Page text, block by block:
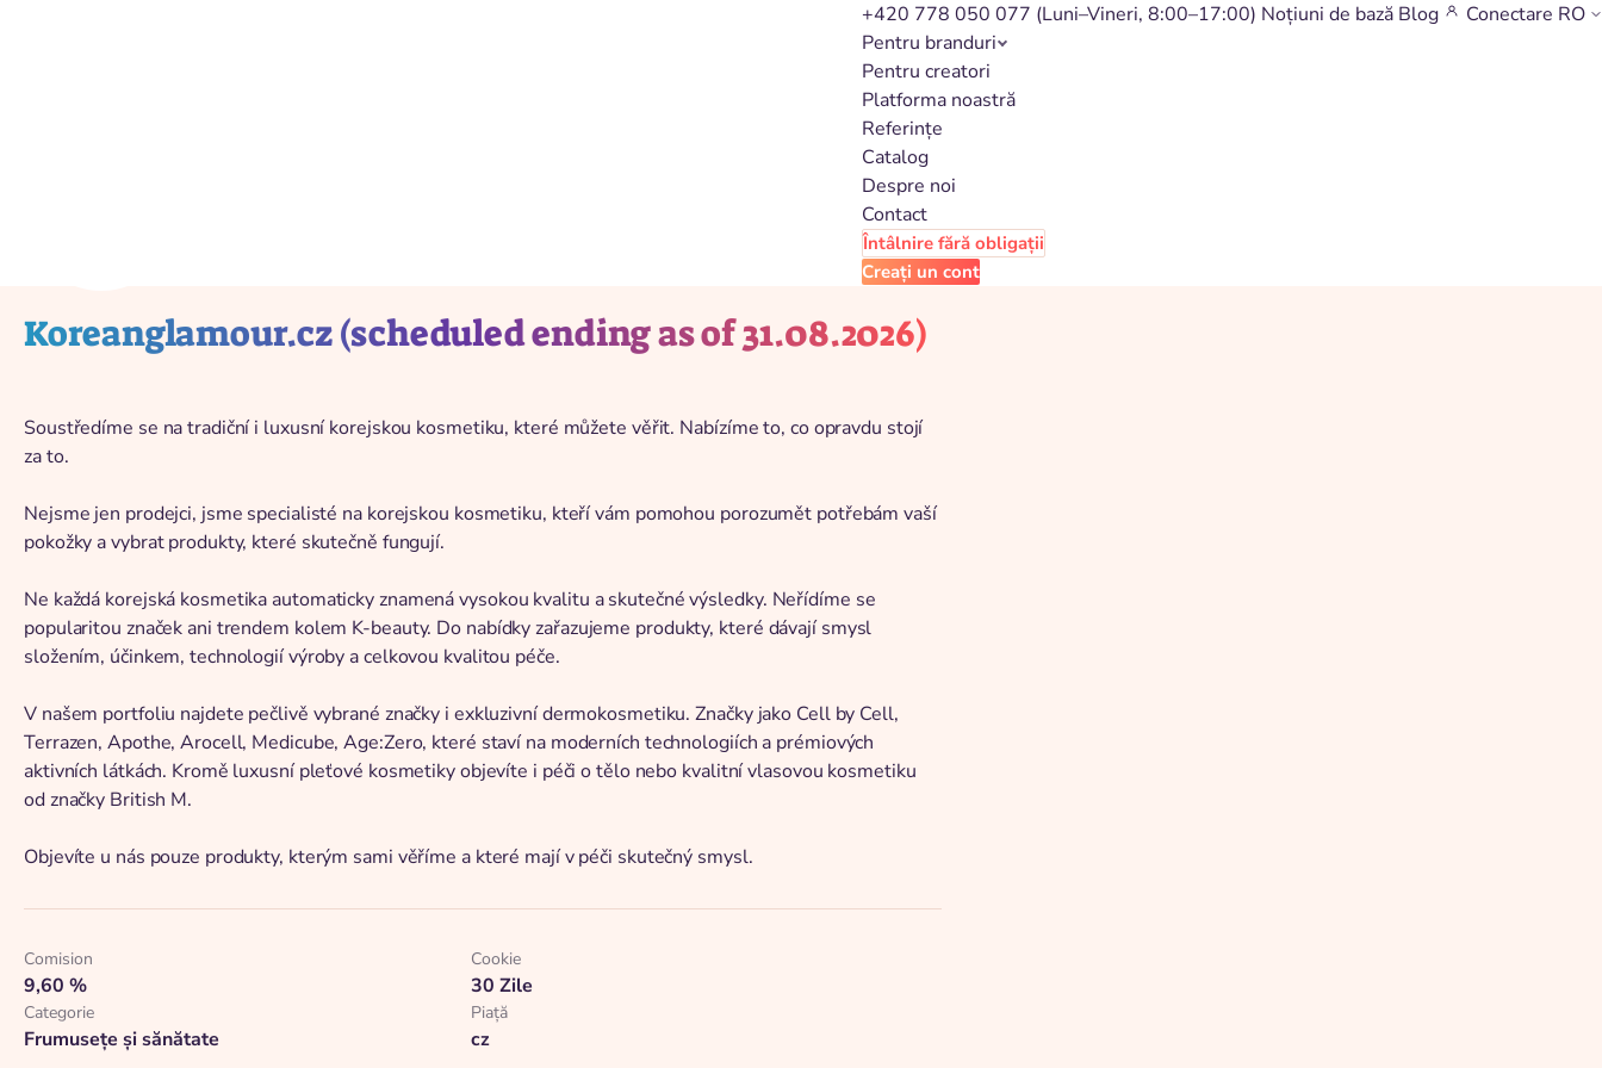
+420 778 050 077 (Luni–Vineri, 8:00–17:00) Noțiuni de bază Blog Conectare RO
Pentru branduri
Pentru creatori
Platforma noastră
Referințe
Catalog
Despre noi
Contact
Întâlnire fără obligații
Creați un cont
Koreanglamour.cz (scheduled ending as of 31.08.2026)
Soustředíme se na tradiční i luxusní korejskou kosmetiku, které můžete věřit. Nabízíme to, co opravdu stojí
za to.
Nejsme jen prodejci, jsme specialisté na korejskou kosmetiku, kteří vám pomohou porozumět potřebám vaší
pokožky a vybrat produkty, které skutečně fungují.
Ne každá korejská kosmetika automaticky znamená vysokou kvalitu a skutečné výsledky. Neřídíme se
popularitou značek ani trendem kolem K-beauty. Do nabídky zařazujeme produkty, které dávají smysl
složením, účinkem, technologií výroby a celkovou kvalitou péče.
V našem portfoliu najdete pečlivě vybrané značky i exkluzivní dermokosmetiku. Značky jako Cell by Cell,
Terrazen, Apothe, Arocell, Medicube, Age:Zero, které staví na moderních technologiích a prémiových
aktivních látkách. Kromě luxusní pleťové kosmetiky objevíte i péči o tělo nebo kvalitní vlasovou kosmetiku
od značky British M.
Objevíte u nás pouze produkty, kterým sami věříme a které mají v péči skutečný smysl.
Comision
9,60 %
Cookie
30 Zile
Categorie
Frumusețe și sănătate
Piaţă
cz